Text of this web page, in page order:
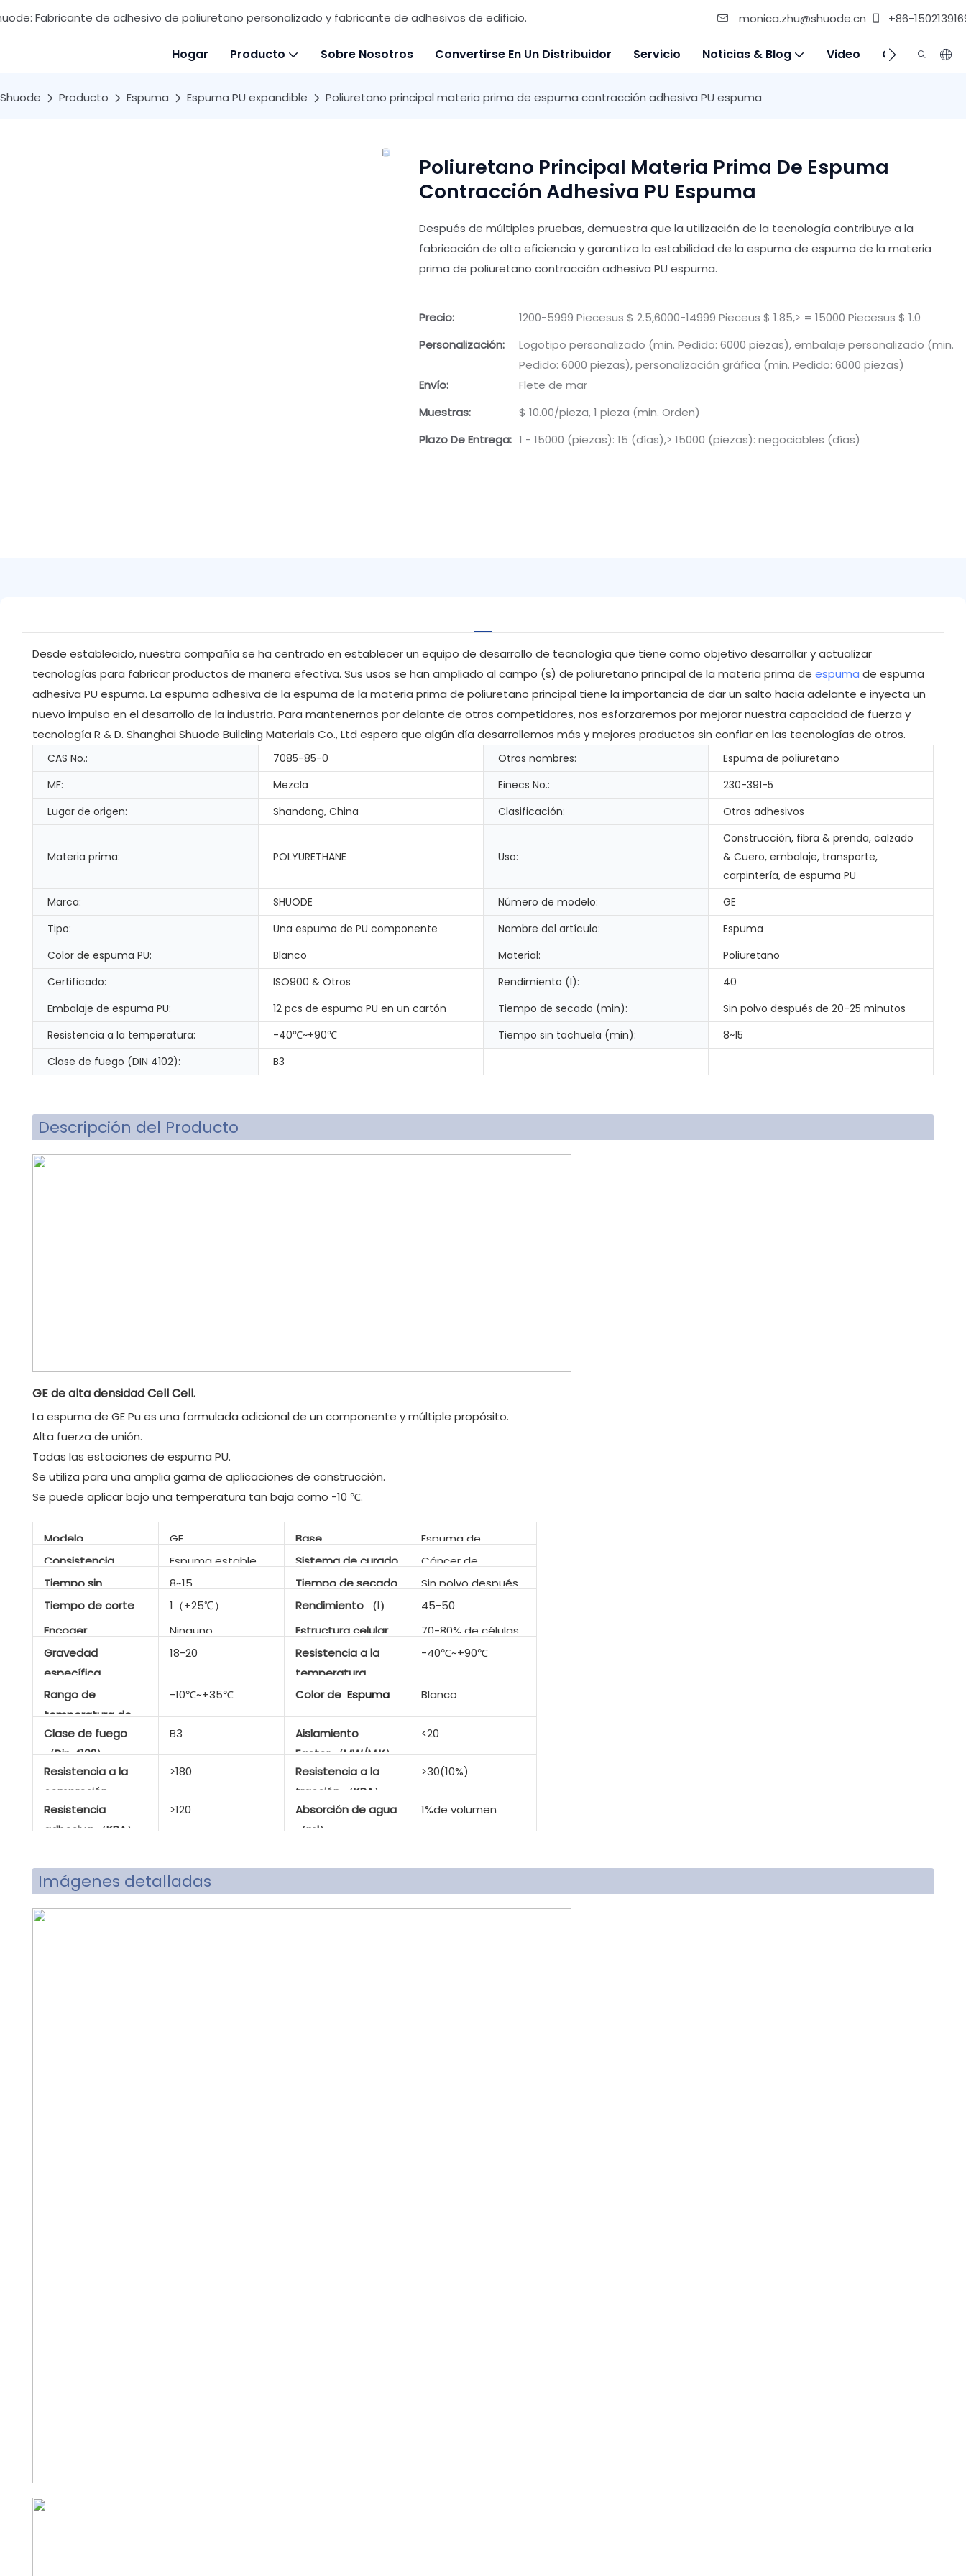
Fabricante de adhesivo de poliuretano personalizado y fabricante de adhesivos de edificio. monica.zhu@shuode.cn +86-
Hogar Producto Sobre Nosotros Convertirse En Un Distribuidor Servicio Noticias & Blog Video Contáctenos
Shuode Producto Espuma Espuma PU expandible Poliuretano principal materia prima de espuma contracción adhesiva PU espuma
Poliuretano Principal Materia Prima De Espuma
Contracción Adhesiva PU Espuma
Después de múltiples pruebas, demuestra que la utilización de la tecnología contribuye a la
fabricación de alta eficiencia y garantiza la estabilidad de la espuma de espuma de la materia
prima de poliuretano contracción adhesiva PU espuma.
Precio:
1200-5999 Piecesus $ 2.5,6000-14999 Pieceus $ 1.85,> = 15000 Piecesus $ 1.0
Personalización:
Logotipo personalizado (min. Pedido: 6000 piezas), embalaje personalizado (min.
Pedido: 6000 piezas), personalización gráfica (min. Pedido: 6000 piezas)
Envío:
Flete de mar
Muestras:
$ 10.00/pieza, 1 pieza (min. Orden)
Plazo De Entrega: 1 - 15000 (piezas): 15 (días),> 15000 (piezas): negociables (días)
Desde establecido, nuestra compañía se ha centrado en establecer un equipo de desarrollo de tecnología que tiene como objetivo desarrollar y actualizar
tecnologías para fabricar productos de manera efectiva. Sus usos se han ampliado al campo (s) de poliuretano principal de la materia prima de espuma de espuma
adhesiva PU espuma. La espuma adhesiva de la espuma de la materia prima de poliuretano principal tiene la importancia de dar un salto hacia adelante e inyecta un
nuevo impulso en el desarrollo de la industria. Para mantenernos por delante de otros competidores, nos esforzaremos por mejorar nuestra capacidad de fuerza y
tecnología R & D. Shanghai Shuode Building Materials Co., Ltd espera que algún día desarrollemos más y mejores productos sin confiar en las tecnologías de otros.
CAS No.: 7085-85-0 Otros nombres:
Espuma de poliuretano
MF:
Mezcla Einecs No.:
230-391-5
Lugar de origen:
Shandong, China Clasificación: Otros adhesivos
Materia prima: POLYURETHANE Uso:
Construcción, fibra & prenda, calzado
& Cuero, embalaje, transporte,
carpintería, de espuma PU
Marca:
SHUODE Número de modelo:
GE
Tipo:
Una espuma de PU componente Nombre del artículo:
Espuma
Color de espuma PU:
Blanco Material:
Poliuretano
Certificado:
ISO900 & Otros Rendimiento (l):
40
Embalaje de espuma PU:
12 pcs de espuma PU en un cartón Tiempo de secado (min):
Sin polvo después de 20-25 minutos
Resistencia a la temperatura:
-40℃~+90℃ Tiempo sin tachuela (min):
8~15
Clase de fuego (DIN 4102):
B3
Descripción del Producto
GE de alta densidad Cell Cell.
La espuma de GE Pu es una formulada adicional de un componente y múltiple propósito.
Alta fuerza de unión.
Todas las estaciones de espuma PU.
Se utiliza para una amplia gama de aplicaciones de construcción.
Se puede aplicar bajo una temperatura tan baja como -10 ℃.
Modelo GE Base
Espuma de
poliuretano
Consistencia Espuma estable Sistema de curado
Cáncer de
humedad
Tiempo sin
tachuela （min）
8~15 Tiempo de secado
Sin polvo después
de 20-25 minutos
Tiempo de corte
（hora）
1（+25℃）
3~4（-10℃）
Rendimiento （l）
45-50
Encoger
Ninguno Estructura celular
70-80% de células
cerradas
Gravedad
específica
（kg/m³）
18-20
Resistencia a la
temperatura
-40℃~+90℃
Rango de
temperatura de
aplicación
-10℃~+35℃ Color de Espuma Blanco
Clase de fuego
（Din 4102）
B3
Aislamiento
Factor （MW/M.K）
<20
Resistencia a la
compresión
（KPA）
>180
Resistencia a la
tracción （KPA）
>30(10%)
Resistencia
adhesiva （KPA）
>120
Absorción de agua
（ml）
1%de volumen
Imágenes detalladas